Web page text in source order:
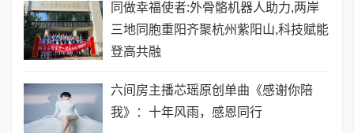
同做幸福使者:外骨骼机器人助力,两岸
三地同胞重阳齐聚杭州紫阳山,科技赋能
登高共融
六间房主播芯瑶原创单曲《感谢你陪
我》：十年风雨，感恩同行